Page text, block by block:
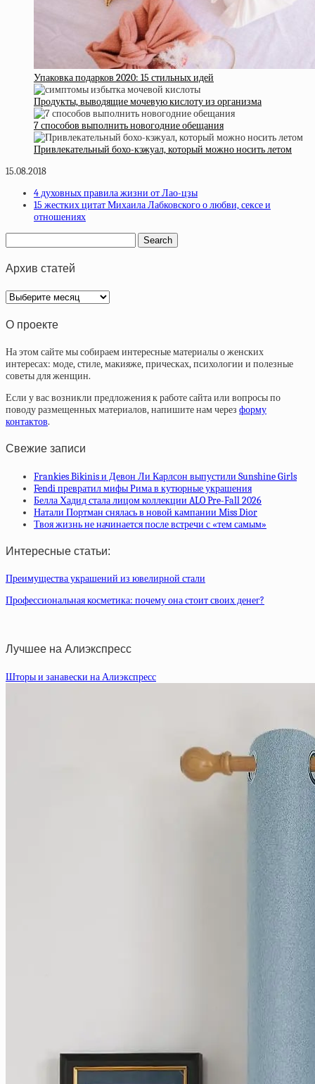
Упаковка подарков 2020: 15 стильных идей
Продукты, выводящие мочевую кислоту из организма
7 способов выполнить новогодние обещания
Привлекательный бохо-кэжуал, который можно носить летом
15.08.2018
4 духовных правила жизни от Лао-цзы
15 жестких цитат Михаила Лабковского о любви, сексе и
отношениях
Архив статей
Архив
статей
О проекте
На этом сайте мы собираем интересные материалы о женских
интересах: моде, стиле, макияже, прическах, психологии и полезные
советы для женщин.
Если у вас возникли предложения к работе сайта или вопросы по
поводу размещенных материалов, напишите нам через форму
контактов.
Свежие записи
Frankies Bikinis и Девон Ли Карлсон выпустили Sunshine Girls
Fendi превратил мифы Рима в кутюрные украшения
Белла Хадид стала лицом коллекции ALO Pre-Fall 2026
Натали Портман снялась в новой кампании Miss Dior
Твоя жизнь не начинается после встречи с «тем самым»
Интересные статьи:
Преимущества украшений из ювелирной стали
Профессиональная косметика: почему она стоит своих денег?
Лучшее на Алиэкспресс
Шторы и занавески на Алиэкспресс